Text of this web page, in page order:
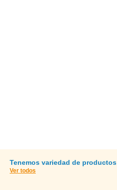
Tenemos variedad de productos
Ver todos